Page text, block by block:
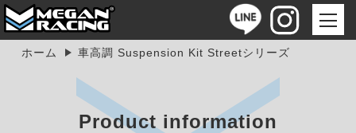
ホーム 車高調 Suspension Kit Streetシリーズ
Product information